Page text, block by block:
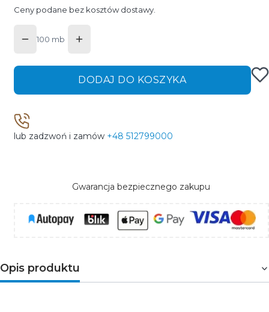
Ceny podane bez kosztów dostawy.
100 mb
DODAJ DO KOSZYKA
lub zadzwoń i zamów +48 512799000
Gwarancja bezpiecznego zakupu
Opis produktu